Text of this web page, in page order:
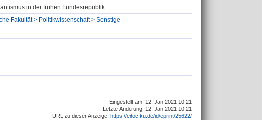
in der frühen Bundesrepublik
Fakultät > Politikwissenschaft > Sonstige
Eingestellt am: 12. Jan 2021 10:21
Letzte Änderung: 12. Jan 2021 10:21
URL zu dieser Anzeige: https://edoc.ku.de/id/eprint/25622/